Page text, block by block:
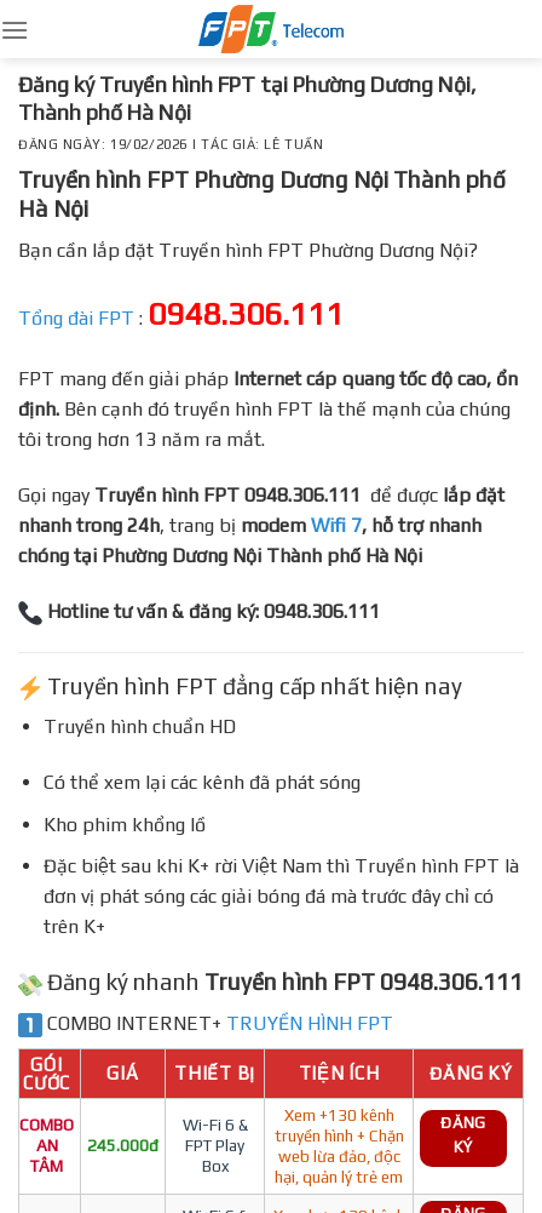
to
content
Đăng ký Truyền hình FPT tại Phường Dương Nội,
Thành phố Hà Nội
ĐĂNG NGÀY: 19/02/2026 | TÁC GIẢ: LÊ TUẤN
Truyền hình FPT Phường Dương Nội Thành phố
Hà Nội
Bạn cần lắp đặt Truyền hình FPT Phường Dương Nội?
Tổng đài FPT : 0948.306.111
FPT mang đến giải pháp Internet cáp quang tốc độ cao, ổn
định. Bên cạnh đó truyền hình FPT là thế mạnh của chúng
tôi trong hơn 13 năm ra mắt.
Gọi ngay Truyền hình FPT 0948.306.111 để được lắp đặt
nhanh trong 24h, trang bị modem Wifi 7, hỗ trợ nhanh
chóng tại Phường Dương Nội Thành phố Hà Nội
Hotline tư vấn & đăng ký: 0948.306.111
Truyền hình FPT đẳng cấp nhất hiện nay
Truyền hình chuẩn HD
Có thể xem lại các kênh đã phát sóng
Kho phim khổng lồ
Đặc biệt sau khi K+ rời Việt Nam thì Truyền hình FPT là
đơn vị phát sóng các giải bóng đá mà trước đây chỉ có
trên K+
Đăng ký nhanh Truyền hình FPT 0948.306.111
COMBO INTERNET+ TRUYỀN HÌNH FPT
GÓI
CƯỚC
GIÁ THIẾT BỊ TIỆN ÍCH ĐĂNG KÝ
COMBO
AN
TÂM
245.000đ
Wi-Fi 6 &
FPT Play
Box
Xem +130 kênh
truyền hình + Chặn
web lừa đảo, độc
hại, quản lý trẻ em
ĐĂNG
KÝ